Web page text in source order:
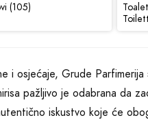
(105)
i osjećaje, Grude
pažljivo je odabrana da
iskustvo koje će